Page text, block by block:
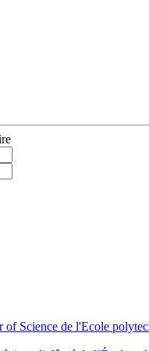
Science de l'Ecole